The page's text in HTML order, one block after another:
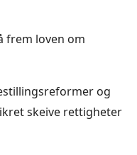
frem loven om
og
skeive rettigheter